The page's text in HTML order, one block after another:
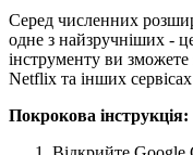
Серед численних
одне з найзручніших -
інструменту ви зможете
Netflix та інших
Покрокова інструкція: